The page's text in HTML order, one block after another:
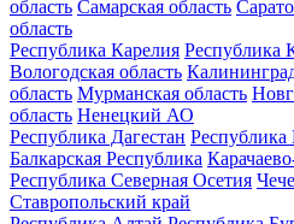
область Самарская область
область
Республика Карелия Республика
Вологодская область
область Мурманская область
область Ненецкий АО
Республика Дагестан
Балкарская Республика
Республика Северная Осетия
Ставропольский край